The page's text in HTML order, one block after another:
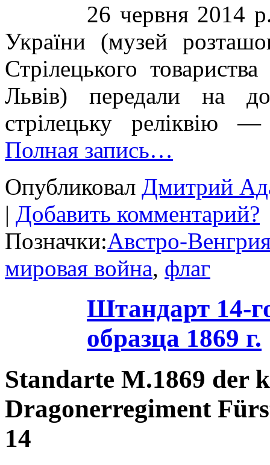
26 червня 2014
України (музей
Стрілецького
Львів) передали на
стрілецьку реліквію
Полная запись…
Опубликовал Дмитрий
| Добавить комментарий?
Позначки:Австро-
мировая война, флаг
Штандарт 14-
образца 1869 г.
Standarte M.1869 der
Dragonerregiment
14